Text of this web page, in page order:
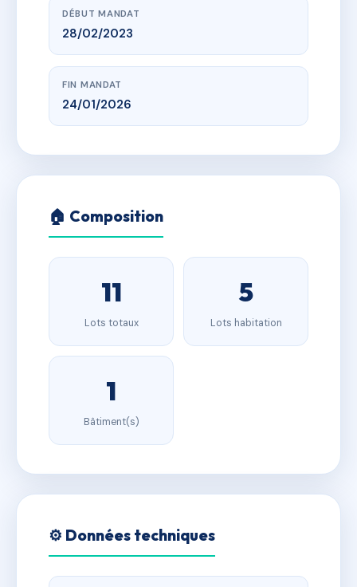
DÉBUT MANDAT
28/02/2023
FIN MANDAT
24/01/2026
🏠 Composition
11
Lots totaux
5
Lots habitation
1
Bâtiment(s)
⚙️ Données techniques